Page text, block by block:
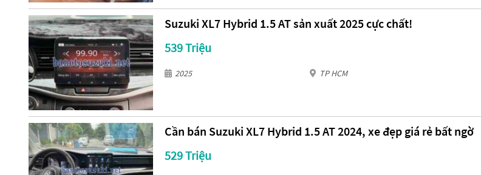
Suzuki XL7 Hybrid 1.5 AT sản xuất 2025 cực chất!
539 Triệu
2025 TP HCM
Cần bán Suzuki XL7 Hybrid 1.5 AT 2024, xe đẹp giá rẻ bất ngờ
529 Triệu